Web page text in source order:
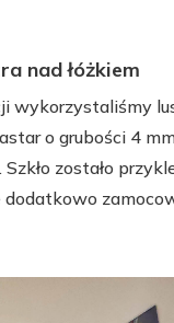
nad łóżkiem
wykorzystaliśmy
o grubości 4
zostało
dodatkowo